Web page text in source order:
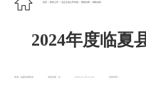
首页 政务公开 法定主动公开内容 预算决算 财政决算
2024年度临夏
来源：临夏县财政局 浏览次数： 发布时间：
2025-11-03 16:41